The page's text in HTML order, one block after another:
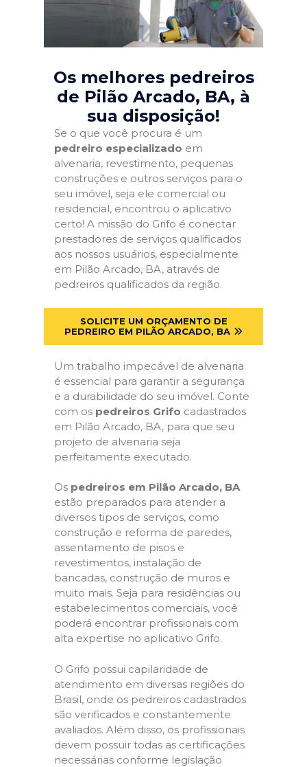
Os melhores pedreiros
de Pilão Arcado, BA, à
sua disposição!
Se o que você procura é um
pedreiro especializado em
alvenaria, revestimento, pequenas
construções e outros serviços para o
seu imóvel, seja ele comercial ou
residencial, encontrou o aplicativo
certo! A missão do Grifo é conectar
prestadores de serviços qualificados
aos nossos usuários, especialmente
em Pilão Arcado, BA, através de
pedreiros qualificados da região.
SOLICITE UM ORÇAMENTO DE
PEDREIRO EM PILÃO ARCADO, BA
Um trabalho impecável de alvenaria
é essencial para garantir a segurança
e a durabilidade do seu imóvel. Conte
com os pedreiros Grifo cadastrados
em Pilão Arcado, BA, para que seu
projeto de alvenaria seja
perfeitamente executado.
Os pedreiros em Pilão Arcado, BA
estão preparados para atender a
diversos tipos de serviços, como
construção e reforma de paredes,
assentamento de pisos e
revestimentos, instalação de
bancadas, construção de muros e
muito mais. Seja para residências ou
estabelecimentos comerciais, você
poderá encontrar profissionais com
alta expertise no aplicativo Grifo.
O Grifo possui capilaridade de
atendimento em diversas regiões do
Brasil, onde os pedreiros cadastrados
são verificados e constantemente
avaliados. Além disso, os profissionais
devem possuir todas as certificações
necessárias conforme legislação